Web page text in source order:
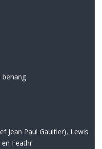
behang
Jean Paul Gaultier), Lewis
Feathr